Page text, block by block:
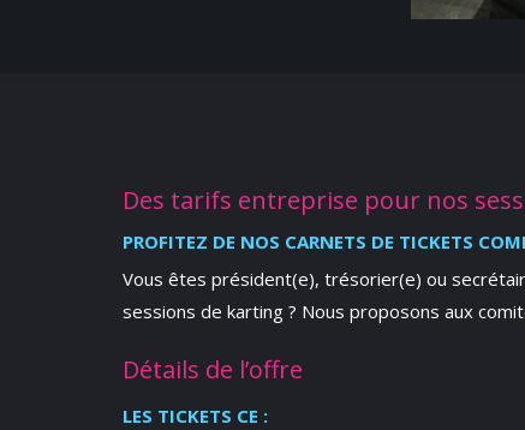
Des tarifs entreprise pour nos
PROFITEZ DE NOS CARNETS DE TICKETS
Vous êtes président(e), trésorier(e) ou
sessions de karting ? Nous proposons aux
Détails de l’offre
LES TICKETS CE :